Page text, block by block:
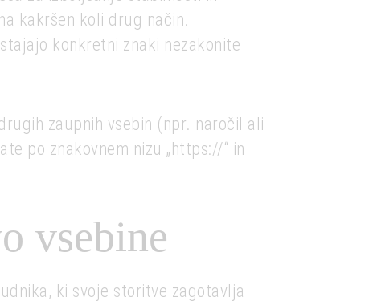
kakršen koli drug način.
konkretni znaki nezakonite
zaupnih vsebin (npr. naročil ali
po znakovnem nizu „https://“ in
vsebine
ki svoje storitve zagotavlja